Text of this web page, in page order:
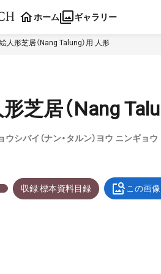
ホーム ギャラリー
人形芝居（Nang Talung）用 人形
芝居（Nang
ウシバイ（ナン・タルン）ヨウ ニンギョウ
収録:標本資料目録 この画